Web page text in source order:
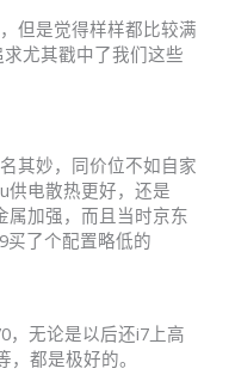
但是觉得样样都比较满
尤其戳中了我们这些
其妙，同价位不如自家
供电散热更好，还是
属加强，而且当时京东
买了个配置略低的
，无论是以后还i7上高
都是极好的。